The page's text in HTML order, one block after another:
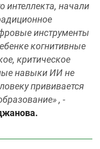
интеллекта, начали
инструменты
когнитивные
критическое
навыки ИИ не
прививается
, -